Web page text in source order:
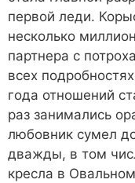
первой леди.
несколько
партнера с
всех
года отношений
раз занимались
любовник сумел
дважды, в том
кресла в